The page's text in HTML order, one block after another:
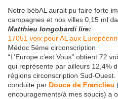
Notre bébAL aurait pu faire forte
campagnes et nos villes 0,15 ml
Matthieu longobardi lire:
17051 voix pour AL aux
Médoc 5éme circonscription
“L’Europe c’est Vous” obtient 72
qui représente par ailleurs 12,4%
régions circonscription Sud-
conduite par Douce de Franclieu
encouragements/à mes soucis) a